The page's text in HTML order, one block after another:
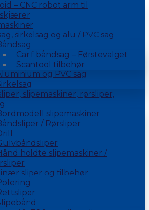
– CNC robot arm til
sirkelsag og alu / PVC sag
Carif båndsag – Førstevalget
Scantool tilbehør
og PVC sag
slipemaskiner, rørsliper,
slipemaskiner
/ Rørsliper
holdte slipemaskiner /
sliper og tilbehør